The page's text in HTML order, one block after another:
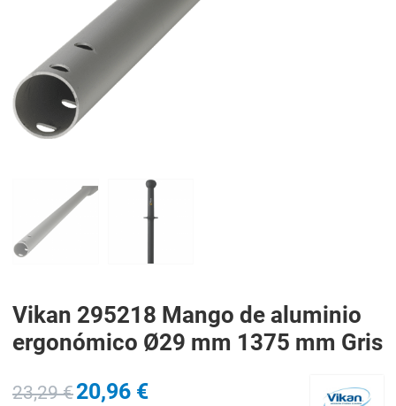
Vikan 295218 Mango de aluminio
ergonómico Ø29 mm 1375 mm Gris
23,29 €20,96 €